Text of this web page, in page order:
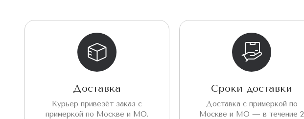
Доставка
Курьер привезёт заказ с
примеркой по Москве и МО.
Сроки доставки
Доставка с примеркой по
Москве и МО — в течение 2